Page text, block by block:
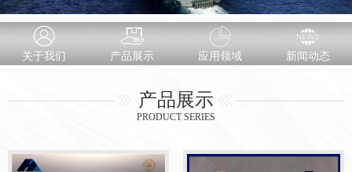
关于我们 产品展示 应用领域 新闻动态
产品展示
PRODUCT SERIES